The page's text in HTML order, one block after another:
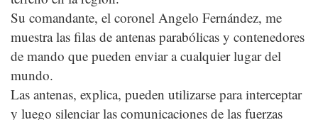
Su comandante, el coronel Angelo Fernández, me
muestra las filas de antenas parabólicas y contenedores
de mando que pueden enviar a cualquier lugar del
mundo.
Las antenas, explica, pueden utilizarse para interceptar
y luego silenciar las comunicaciones de las fuerzas